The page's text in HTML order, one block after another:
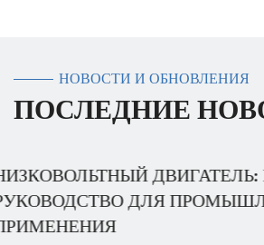
НОВОСТИ И ОБНОВЛЕНИЯ
ПОСЛЕДНИЕ
ВЫСОКОВОЛЬТНЫЙ
РУКОВОДСТВО ПО
ПРИМЕНЕНИЮ